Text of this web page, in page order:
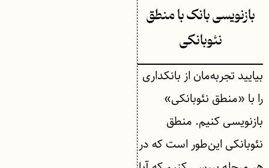
بازنویسی بانک با منطق
نئوبانکی
بیایید تجربه‌مان از بانکداری
را با «منطق نئوبانکی»
بازنویسی کنیم. منطق
نئوبانکی این‌طور است که در